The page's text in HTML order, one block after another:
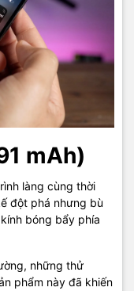
mAh)
làng cùng thời
đột phá nhưng bù
bóng bẩy phía
những thử
phẩm này đã khiến